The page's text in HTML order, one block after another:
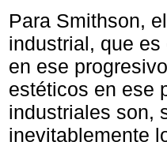
Para Smithson,
industrial, que
en ese
estéticos en ese
industriales son,
inevitablemente